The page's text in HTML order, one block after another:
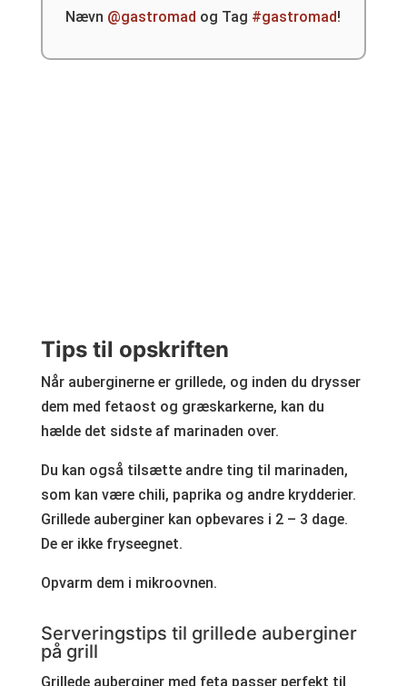
Nævn @gastromad og Tag #gastromad!
Tips til opskriften
Når auberginerne er grillede, og inden du drysser
dem med fetaost og græskarkerne, kan du
hælde det sidste af marinaden over.
Du kan også tilsætte andre ting til marinaden,
som kan være chili, paprika og andre krydderier.
Grillede auberginer kan opbevares i 2 – 3 dage.
De er ikke fryseegnet.
Opvarm dem i mikroovnen.
Serveringstips til grillede auberginer
på grill
Grillede auberginer med feta passer perfekt til